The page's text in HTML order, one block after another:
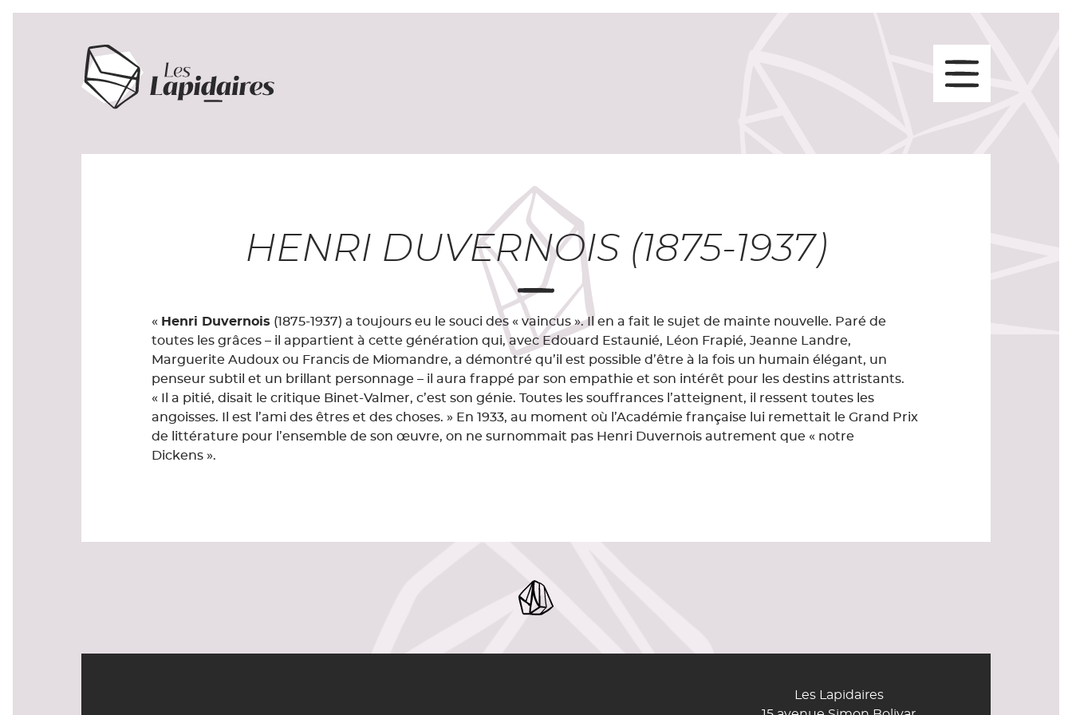
HENRI DUVERNOIS (1875-1937)
« Henri Duvernois (1875-1937) a toujours eu le souci des « vaincus ». Il en a fait le sujet de mainte nouvelle. Paré de
toutes les grâces – il appartient à cette génération qui, avec Edouard Estaunié, Léon Frapié, Jeanne Landre,
Marguerite Audoux ou Francis de Miomandre, a démontré qu’il est possible d’être à la fois un humain élégant, un
penseur subtil et un brillant personnage – il aura frappé par son empathie et son intérêt pour les destins attristants.
« Il a pitié, disait le critique Binet-Valmer, c’est son génie. Toutes les souffrances l’atteignent, il ressent toutes les
angoisses. Il est l’ami des êtres et des choses. » En 1933, au moment où l’Académie française lui remettait le Grand Prix
de littérature pour l’ensemble de son œuvre, on ne surnommait pas Henri Duvernois autrement que « notre
Dickens ».
Les Lapidaires